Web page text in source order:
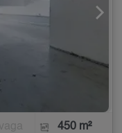
450 m²